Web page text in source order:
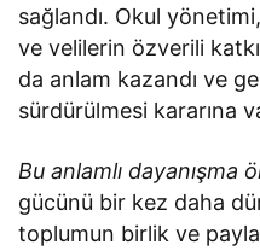
sağlandı. Okul
ve velilerin özverili
da anlam kazandı ve
sürdürülmesi kararına
Bu anlamlı dayanışma
gücünü bir kez daha
toplumun birlik ve